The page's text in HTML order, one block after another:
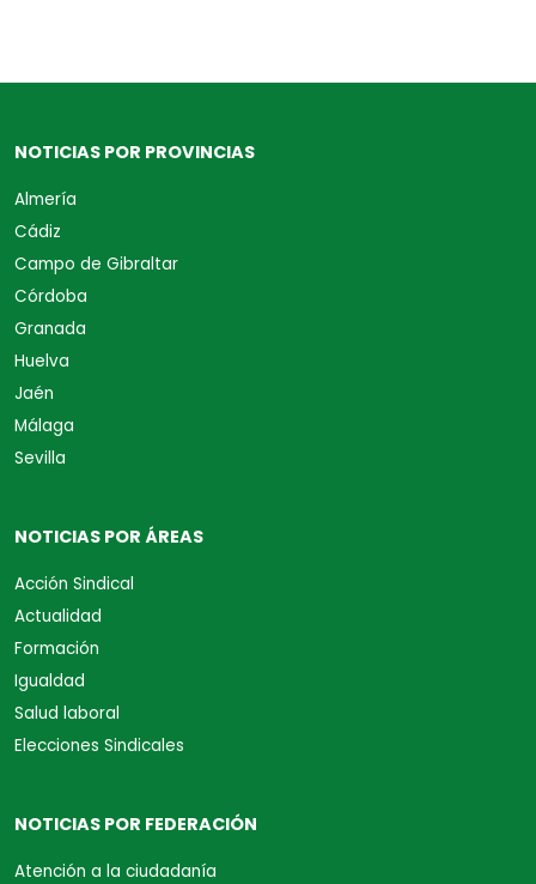
NOTICIAS POR PROVINCIAS
Almería
Cádiz
Campo de Gibraltar
Córdoba
Granada
Huelva
Jaén
Málaga
Sevilla
NOTICIAS POR ÁREAS
Acción Sindical
Actualidad
Formación
Igualdad
Salud laboral
Elecciones Sindicales
NOTICIAS POR FEDERACIÓN
Atención a la ciudadanía